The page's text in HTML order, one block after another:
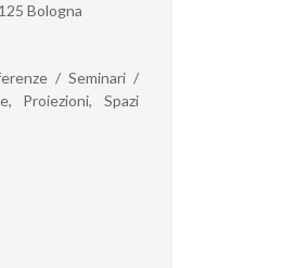
Bologna
/ Seminari /
Proiezioni, Spazi